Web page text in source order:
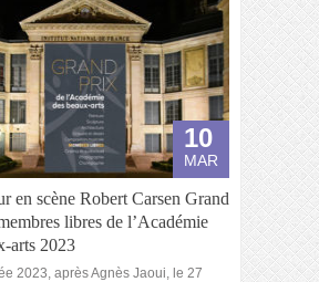
10
MAR
en scène Robert Carsen Grand
libres de l’Académie
arts 2023
2023, après Agnès Jaoui, le 27